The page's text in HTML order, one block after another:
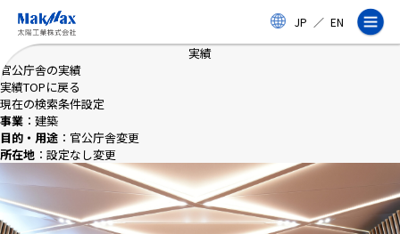
コ
ン
テ
ン
ツ
に
ス
キ
ッ
プ
JP ／ EN
企業情報
事業紹介
実績
官公庁舎の実績
実績TOPに戻る
現在の検索条件設定
事業 ：建築
目的・用途 ：官公庁舎変更
所在地 ：設定なし変更